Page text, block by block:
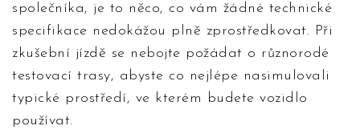
společníka, je to něco, co vám žádné technické
specifikace nedokážou plně zprostředkovat. Při
zkušební jízdě se nebojte požádat o různorodé
testovací trasy, abyste co nejlépe nasimulovali
typické prostředí, ve kterém budete vozidlo
používat.